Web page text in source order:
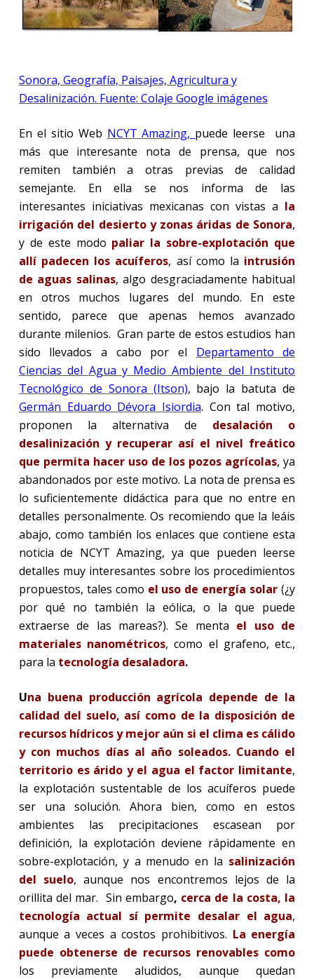
Sonora, Geografía, Paisajes, Agricultura y
Desalinización. Fuente: Colaje Google imágenes
En el sitio Web NCYT Amazing, puede leerse
una
más que interesante nota de prensa, que nos
remiten también a otras previas de calidad
semejante. En ella se nos informa de las
interesantes iniciativas mexicanas con vistas a la
irrigación del desierto y zonas áridas de Sonora,
y de este modo paliar la sobre-explotación que
allí padecen los acuíferos, así como la intrusión
de aguas salinas, algo desgraciadamente habitual
en otros muchos lugares del mundo. En este
sentido, parece que apenas hemos avanzado
durante milenios. Gran parte de estos estudios han
sido llevados a cabo por el Departamento de
Ciencias del Agua y Medio Ambiente del Instituto
Tecnológico de Sonora (Itson), bajo la batuta de
Germán Eduardo Dévora Isiordia. Con tal motivo,
proponen la alternativa de desalación o
desalinización y recuperar así el nivel freático
que permita hacer uso de los pozos agrícolas, ya
abandonados por este motivo. La nota de prensa es
lo suficientemente didáctica para que no entre en
detalles personalmente. Os recomiendo que la leáis
abajo, como también los enlaces que contiene esta
noticia de NCYT Amazing, ya que pueden leerse
detalles muy interesantes sobre los procedimientos
propuestos, tales como el uso de energía solar (¿y
por qué no también la eólica, o la que puede
extraerse de las mareas?). Se menta el uso de
materiales nanométricos, como el grafeno, etc.,
para la tecnología desaladora.
Una buena producción agrícola depende de la
calidad del suelo, así como de la disposición de
recursos hídricos y mejor aún si el clima es cálido
y con muchos días al año soleados. Cuando el
territorio es árido y el agua el factor limitante,
la explotación sustentable de los acuíferos puede
ser una solución. Ahora bien, como en estos
ambientes las precipitaciones escasean por
definición, la explotación deviene rápidamente en
sobre-explotación, y a menudo en la salinización
del suelo, aunque nos encontremos lejos de la
orillita del mar. Sin embargo, cerca de la costa, la
tecnología actual sí permite desalar el agua,
aunque a veces a costos prohibitivos. La energía
puede obtenerse de recursos renovables como
los previamente aludidos, aunque quedan